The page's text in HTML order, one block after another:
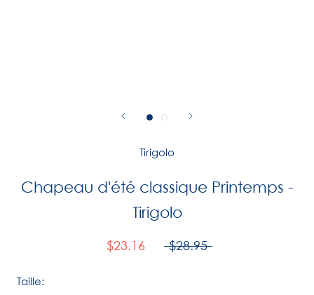
Tirigolo
Chapeau d'été classique Printemps -
Tirigolo
$23.16 $28.95
Taille: